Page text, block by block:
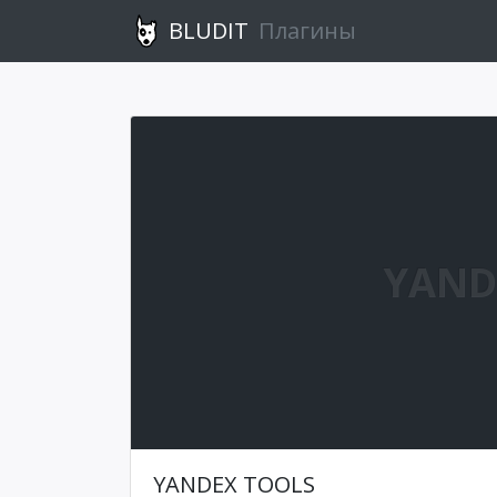
BLUDIT Плагины
YANDEX TOOLS